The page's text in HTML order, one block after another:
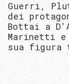
Guerri,
dei
Bottai a
Marinetti e
sua figura